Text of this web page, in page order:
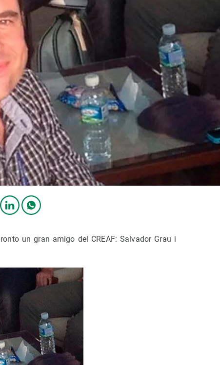
un gran amigo del CREAF: Salvador Grau i
técnicos Pide tu beca ERC
Programa de másteres y doctorado
Visitante o sabático
Un lugar donde crecer
Desarrollo de carrera
Seminarios y actividades internas
Te ofrecemos formación